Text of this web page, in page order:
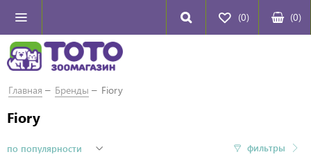
(0) (0)
Главная Бренды Fiory
Fiory
фильтры